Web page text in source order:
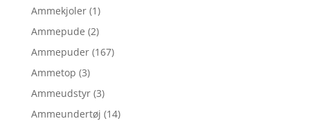
Ammekjoler (1)
Ammepude (2)
Ammepuder (167)
Ammetop (3)
Ammeudstyr (3)
Ammeundertøj (14)